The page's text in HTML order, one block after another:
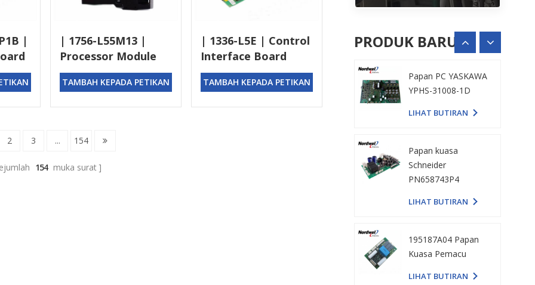
|
| 1756-L55M13 |
Processor Module
TAMBAH KEPADA PETIKAN
| 1336-L5E | Control
Interface Board
TAMBAH KEPADA PETIKAN
2 3 ... 154
154 muka surat
PRODUK BARU
LIHAT BUTIRAN
Papan kuasa
Schneider
195187A04 Papan
Kuasa Pemacu
LIHAT BUTIRAN
Papan Cpu
penyongsang voltan
baharu